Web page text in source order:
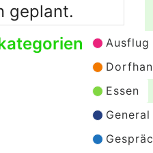
geplant.
Ausflug
Essen
General